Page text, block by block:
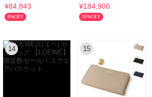
バッグ
¥84,843
8%OFF
【LOEWE】
A657V25X01_トート
バッグ
¥184,900
35%OFF
14 15